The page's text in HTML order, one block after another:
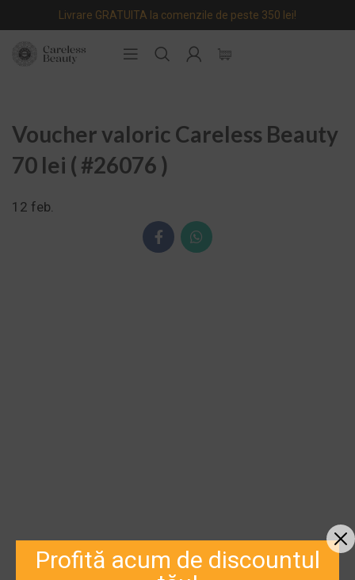
Livrare GRATUITA la comenzile de peste 350 lei!
Voucher valoric Careless Beauty
70 lei ( #26076 )
12 feb.
Profită acum de discountul